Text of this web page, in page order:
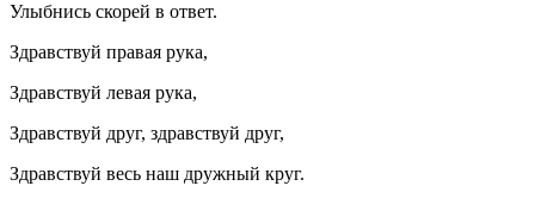
Улыбнись скорей в ответ.
Здравствуй правая рука,
Здравствуй левая рука,
Здравствуй друг, здравствуй друг,
Здравствуй весь наш дружный круг.